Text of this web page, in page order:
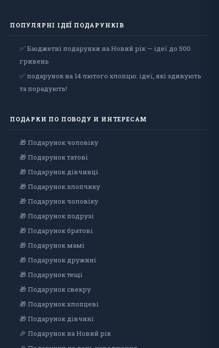
ПОПУЛЯРНІ ІДЕЇ ПОДАРУНКІВ
✅ Бюджетні подарунки на Новий рік — ідеї до 500
гривень
✅ подарунок на 14 лютого хлопцю: ідеї, які здивують
та порадують!
ПОДАРКИ ПО ПОВОДУ И ИНТЕРЕСАМ
🎁 Подарунок чоловiку
🎁 Подарунок татові
🎁 Подарунок дівчинці
🎁 Подарунок хлопчику
🎁 Подарунок чоловіку
🎁 Подарунок подрузі
🎁 Подарунок братові
🎁 Подарунок мамі
🎁 Подарунок дружині
🎁 Подарунок тещі
🎁 Подарунок свекру
🎁 Подарунок хлопцеві
🎁 Подарунок дiвчинi
🎉 Подарунок на Новий рік